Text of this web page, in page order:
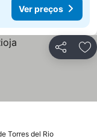
Ver preços
Partilhar
Torres del Rio